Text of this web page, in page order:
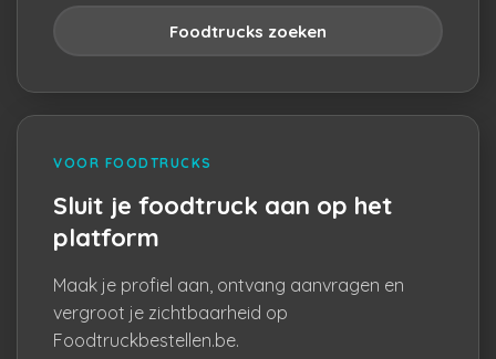
Foodtrucks zoeken
VOOR FOODTRUCKS
Sluit je foodtruck aan op het
platform
Maak je profiel aan, ontvang aanvragen en
vergroot je zichtbaarheid op
Foodtruckbestellen.be.